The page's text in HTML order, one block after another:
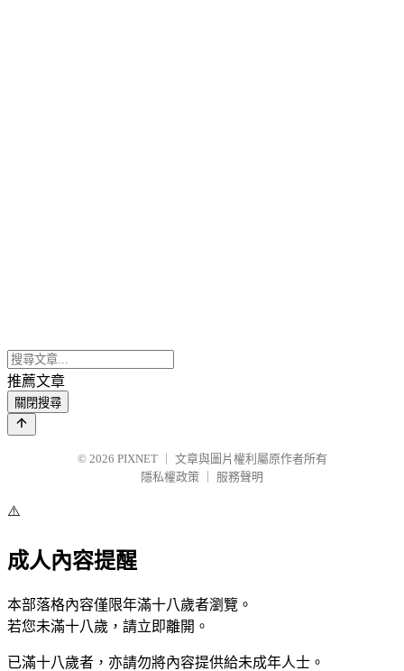
推薦文章
關閉搜尋
© 2026 PIXNET
文章與圖片權利屬原作者所有
隱私權政策
服務聲明
⚠️
成人內容提醒
本部落格內容僅限年滿十八歲者瀏覽。
若您未滿十八歲，請立即離開。
已滿十八歲者，亦請勿將內容提供給未成年人士。